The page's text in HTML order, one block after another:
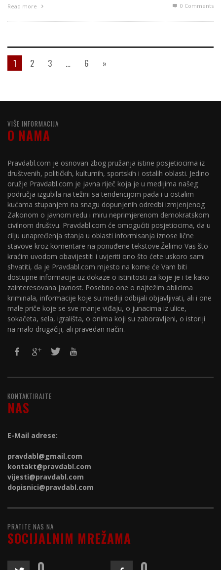
Read more 0 Comments
1 2 3 … 6 »
VIŠE INFORMACIJA
O NAMA
Pravdabl.com je osnovan zbog pružanja istine posjetiocima iz
društvenih, političkih, kulturnih, sportskih i ostalih oblasti. Jedino
oružje Pravdabl.com je javna riječ koja je u medijima našeg
područja izgubila na težini sa tendencijom pada i u ostalim
kućama stupanjem na snagu dopunjenih odredbi izmjenjenog
Zakonom o javnom redu i miru neprimjerenom demokratskom
civilnom društvu. Pravdabl.com će omogućiti posjetiocima, da u
cilju unapređenja stanja u oblasti informisanja iznose lične
stavove kroz komentare na ponuđene tekstove.Želimo Vas što
kraćim uvodom obavijestiti i uvjeriti ono što ćete uskoro sami
shvatiti, da je Pravdabl.com mjesto na kome će Vam biti
dostupne informacije uz dokaze o istinitosti za koje je i te kako
zainteresovana javnost. Posebno one o najtežim oblicima
kriminala, informacije koje su mediji odbijali objavljivati, ali i one
male priče koje se sve manje viđaju, o junacima iz ulice,
sokačeta, sela, igrališta, o onima koji su zaboravljeni, o istoriji
na malo drugačiji, ali pravedan način.
KONTAKTIRAJTE
NAS
E-Mail adrese:
pravdabl@gmail.com
kontakt@pravdabl.com
vijesti@pravdabl.com
dopisnici@pravdabl.com
PRATITE NAS NA
SOCIJALNIM MREŽAMA